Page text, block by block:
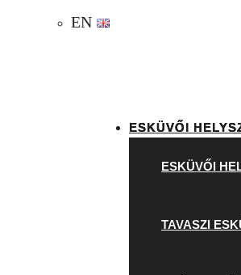
EN
ESKÜVŐI
ESKÜVŐI
TAVASZI